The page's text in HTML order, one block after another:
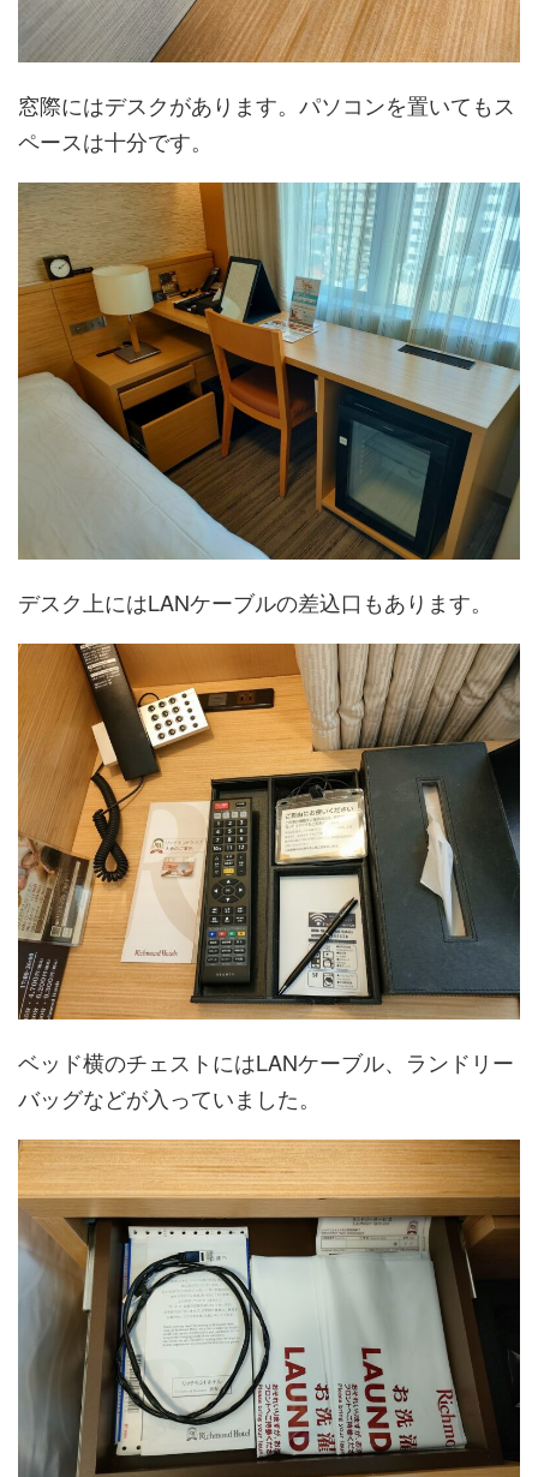
窓際にはデスクがあります。パソコンを置いてもス
ペースは十分です。
デスク上にはLANケーブルの差込口もあります。
ベッド横のチェストにはLANケーブル、ランドリー
バッグなどが入っていました。